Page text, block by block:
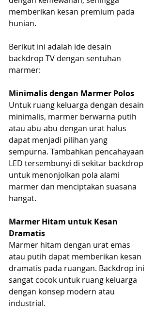
memberikan kesan premium pada
hunian.
Berikut ini adalah ide desain
backdrop TV dengan sentuhan
marmer:
Minimalis dengan Marmer Polos
Untuk ruang keluarga dengan desain
minimalis, marmer berwarna putih
atau abu-abu dengan urat halus
dapat menjadi pilihan yang
sempurna. Tambahkan pencahayaan
LED tersembunyi di sekitar backdrop
untuk menonjolkan pola alami
marmer dan menciptakan suasana
hangat.
Marmer Hitam untuk Kesan
Dramatis
Marmer hitam dengan urat emas
atau putih dapat memberikan kesan
dramatis pada ruangan. Backdrop ini
sangat cocok untuk ruang keluarga
dengan konsep modern atau
industrial.